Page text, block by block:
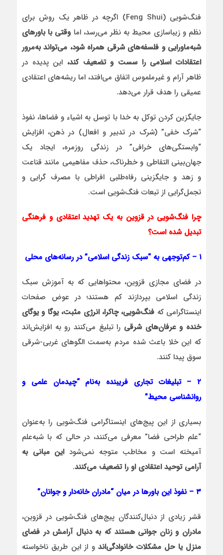
فنگ‌شویی (Feng Shui) اگرچه در ظاهر یک روش برای
نظم و زیباسازی محیط به نظر می‌رسد، اما وقتی با باورهای
شبه‌ماورایی و فلسفه‌های شرقی همراه شود، می‌تواند به‌مرور
اعتقادات اسلامی را سست و تضعیف کند، این پدیده در
ظاهر آرام و غیرملموس اتفاق می‌افتد، اما ریشه‌های اعتقادی
عمیقی را هدف قرار می‌دهد.
جایگزین کردن توکل به خدا با توسل به اشیاء و فضاها، نفوذ
“شرک خفی” (شرک در تدبیر و افعال) در ذهن، افزایش
“وابستگی‌های خرافی” در زندگی روزمره، ایجاد یک
جهان‌بینی التقاطی و خطرناک، حذف مفاهیمی مانند قناعت
و زهد و جایگزینی رفاه‌طلبی افراطی با مصرف گرایی و
تجمل‌گرایی از تبعات فنگ‌شویی است.
چرا فنگ‌شویی در قزوین به یک تهدید اعتقادی و فرهنگی
تبدیل شده است؟
۱ – کم‌توجهی به “سبک زندگی اسلامی” در رسانه‌های محلی
در فضای مجازی قزوین، محتواهایی که به آموزش سبک
زندگی اسلامی بپردازند کم هستند؛ در عوض صفحات
اینستاگرامی که فنگ‌شویی، چاکرا، انرژی مثبت، یوگا و یوگای
خنده و عرفان‌های شرقی را تبلیغ می‌کنند رو به افزایش‌اند
که این خلا باعث شده مردم به‌سمت الگوهای غربی-شرقی
سوق پیدا کنند.
۲ – تبلیغات تجاری فریبنده به‌نام “چیدمان علمی و
روانشناسی محیط”
بسیاری از این پیج‌های اینستاگرامی فنگ‌شویی را به‌عنوان
“علم طراحی فضا” معرفی می‌کنند، در حالی که با شبه‌علم
آمیخته است و مخاطب متوجه نمی‌شوداین مبانی به
آرامی توحید اعتقادی او را تضعیف می‌کنند.
۳ – نفوذ این باورها در میان “مادران خانه‌دار و جوانان”
قشر زیادی از دنبال‌کنندگان پیج‌های فنگ‌شویی در قزوین،
مادران و زنان جوانی هستند که به دنبال آرامش در فضای
منزل یا حل مشکلات خانوادگی‌اندو از این طریق ناخواسته